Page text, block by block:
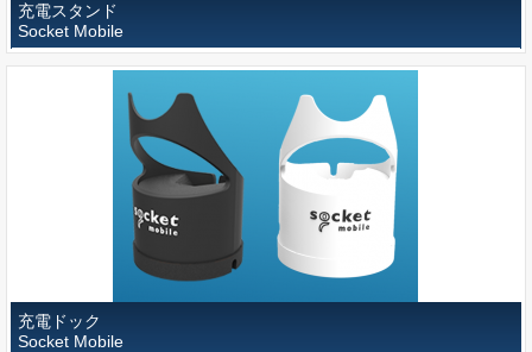
充電スタンド
Socket Mobile
充電ドック
Socket Mobile